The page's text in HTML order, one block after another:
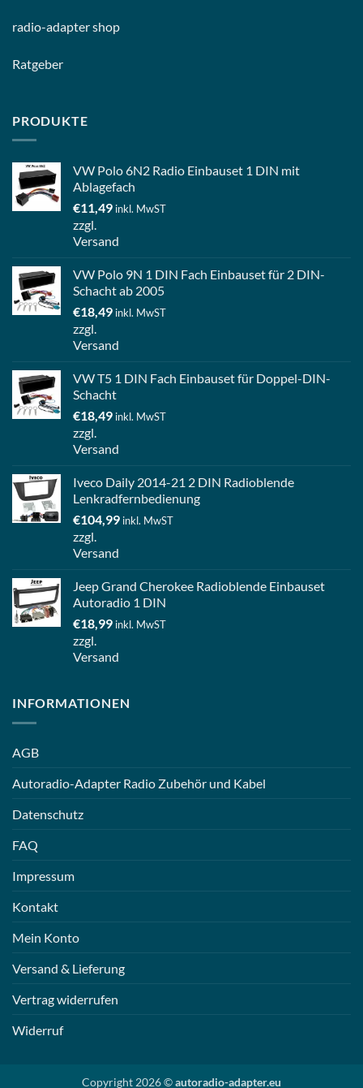
radio-adapter shop
Ratgeber
PRODUKTE
VW Polo 6N2 Radio Einbauset 1 DIN mit
Ablagefach
€11,49 inkl. MwST
zzgl.
Versand
VW Polo 9N 1 DIN Fach Einbauset für 2 DIN-
Schacht ab 2005
€18,49 inkl. MwST
zzgl.
Versand
VW T5 1 DIN Fach Einbauset für Doppel-DIN-
Schacht
€18,49 inkl. MwST
zzgl.
Versand
Iveco Daily 2014-21 2 DIN Radioblende
Lenkradfernbedienung
€104,99 inkl. MwST
zzgl.
Versand
Jeep Grand Cherokee Radioblende Einbauset
Autoradio 1 DIN
€18,99 inkl. MwST
zzgl.
Versand
INFORMATIONEN
AGB
Autoradio-Adapter Radio Zubehör und Kabel
Datenschutz
FAQ
Impressum
Kontakt
Mein Konto
Versand & Lieferung
Vertrag widerrufen
Widerruf
Copyright 2026 ©autoradio-adapter.eu